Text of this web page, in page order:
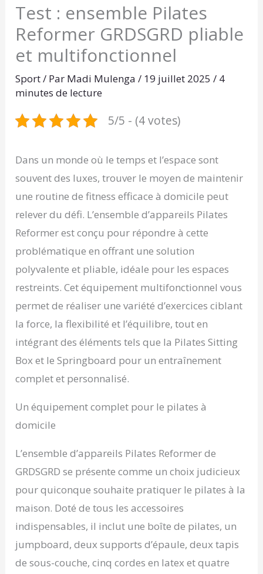
Test : ensemble Pilates
Reformer GRDSGRD pliable
et multifonctionnel
Sport/ Par Madi Mulenga/ 19 juillet 2025/ 4
minutes de lecture
5/5 - (4 votes)
Dans un monde où le temps et l’espace sont
souvent des luxes, trouver le moyen de maintenir
une routine de fitness efficace à domicile peut
relever du défi. L’ensemble d’appareils Pilates
Reformer est conçu pour répondre à cette
problématique en offrant une solution
polyvalente et pliable, idéale pour les espaces
restreints. Cet équipement multifonctionnel vous
permet de réaliser une variété d’exercices ciblant
la force, la flexibilité et l’équilibre, tout en
intégrant des éléments tels que la Pilates Sitting
Box et le Springboard pour un entraînement
complet et personnalisé.
Un équipement complet pour le pilates à
domicile
L’ensemble d’appareils Pilates Reformer de
GRDSGRD se présente comme un choix judicieux
pour quiconque souhaite pratiquer le pilates à la
maison. Doté de tous les accessoires
indispensables, il inclut une boîte de pilates, un
jumpboard, deux supports d’épaule, deux tapis
de sous-couche, cinq cordes en latex et quatre